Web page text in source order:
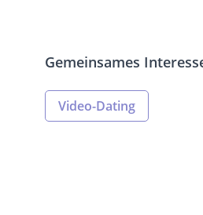
Gemeinsames
Video-Dating